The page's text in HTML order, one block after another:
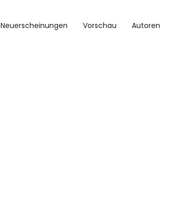
Neuerscheinungen Vorschau Autoren